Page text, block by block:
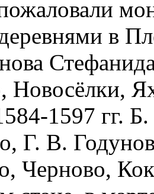
в
Новосёлки,
1597 гг.
Г. В.
Черново,